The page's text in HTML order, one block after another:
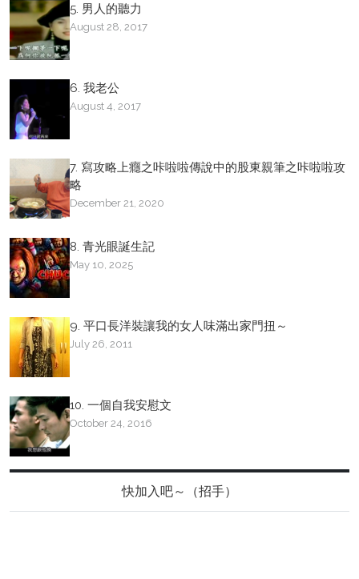
5. 男人的聽力
August 28, 2017
6. 我老公
August 4, 2017
7. 寫攻略上癮之咔啦啦傳說中的股東親筆之咔啦啦攻
略
December 21, 2020
8. 青光眼誕生記
May 10, 2025
9. 平口長洋裝讓我的女人味滿出家門扭～
July 26, 2011
10. 一個自我安慰文
October 24, 2016
快加入吧～（招手）